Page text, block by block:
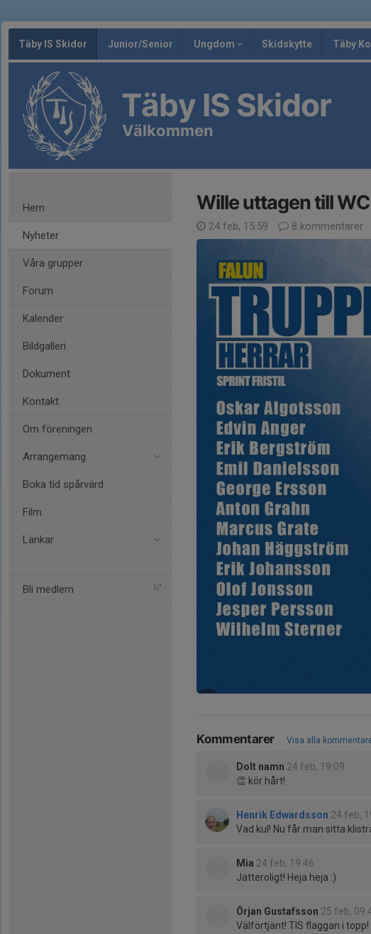
Täby IS Skidor Junior/Senior Ungdom Skidskytte Täby
Täby IS Skidor
Välkommen
Hem
Nyheter
Våra grupper
Forum
Kalender
Bildgalleri
Dokument
Kontakt
Om föreningen
Arrangemang
Boka tid spårvärd
Film
Länkar
Bli medlem
Wille uttagen till
24 feb, 15:59 8 kommentarer
Kommentarer Visa alla
Dolt namn 24 feb, 19:09
👏 kör hårt!
Henrik Edwardsson 24 feb,
Vad kul! Nu får man sitta
Mia 24 feb, 19:46
Jätteroligt! Heja heja :)
Örjan Gustafsson 25 feb,
Välförtjänt! TIS flaggan i topp!